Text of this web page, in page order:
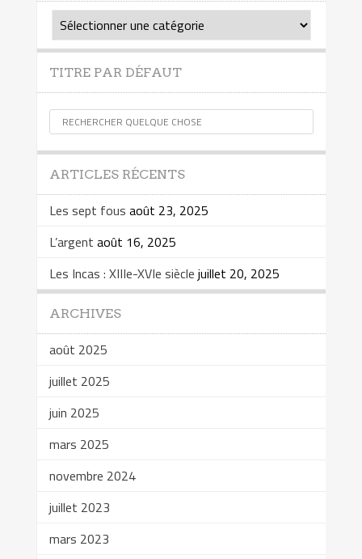
Essais
TITRE PAR DÉFAUT
ARTICLES RÉCENTS
Les sept fous août 23, 2025
L’argent août 16, 2025
Les Incas : XIIIe-XVIe siècle juillet 20, 2025
ARCHIVES
août 2025
juillet 2025
juin 2025
mars 2025
novembre 2024
juillet 2023
mars 2023